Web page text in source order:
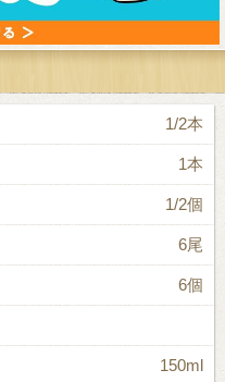
1/2本
1本
1/2個
6尾
6個
150ml